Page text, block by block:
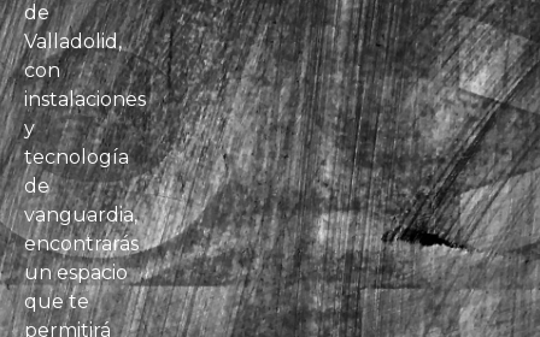
de
Valladolid,
con
instalaciones
y
tecnología
de
vanguardia,
encontrarás
un espacio
que te
permitirá